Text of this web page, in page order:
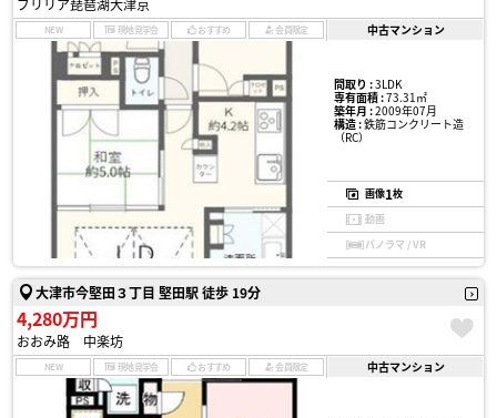
NEW 現地見学会 おすすめ 会員限定 中古マンション
間取り :3LDK
専有面積 :73.31㎡
築年月 :2009年07月
構造 :鉄筋コンクリート造
（RC）
画像1枚
動画
パノラマ / VR
大津市今堅田３丁目 堅田駅 徒歩 19分
4,280万円
おおみ路 中楽坊
NEW 現地見学会 おすすめ 会員限定 中古マンション